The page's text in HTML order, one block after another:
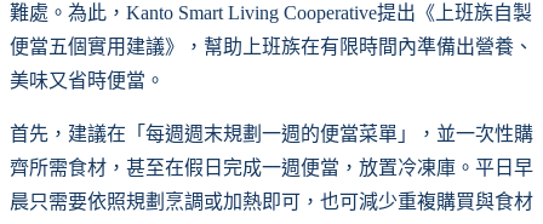
難處。為此，Kanto Smart Living Cooperative提出《上班族自製
便當五個實用建議》，幫助上班族在有限時間內準備出營養、
美味又省時便當。
首先，建議在「每週週末規劃一週的便當菜單」，並一次性購
齊所需食材，甚至在假日完成一週便當，放置冷凍庫。平日早
晨只需要依照規劃烹調或加熱即可，也可減少重複購買與食材